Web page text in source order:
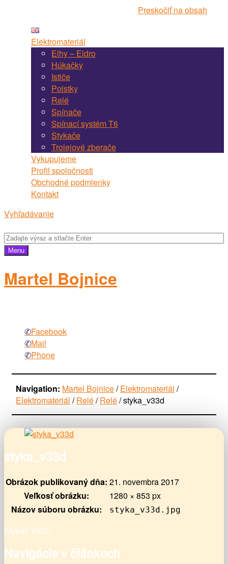
Preskočiť na obsah
Elektromateriál
Elhy – Eldro
Húkačky
Ističe
Poistky
Relé
Spínače
Spínací systém T6
Stykače
Trolejové zberače
Vykupujeme
Profil spoločnosti
Obchodné podmienky
Kontakt
Vyhľadávanie
Menu
Martel Bojnice
Facebook
Mail
Phone
Navigation: Martel Bojnice/Elektromateriál /
Elektromateriál /Relé/Relé/styka_v33d
styka_v33d
Obrázok publikovaný dňa: 21. novembra 2017
Veľkosť obrázku:
1280 × 853 px
Názov súboru obrázku:
styka_v33d.jpg
Stykač V33D
Navigácia v článkoch